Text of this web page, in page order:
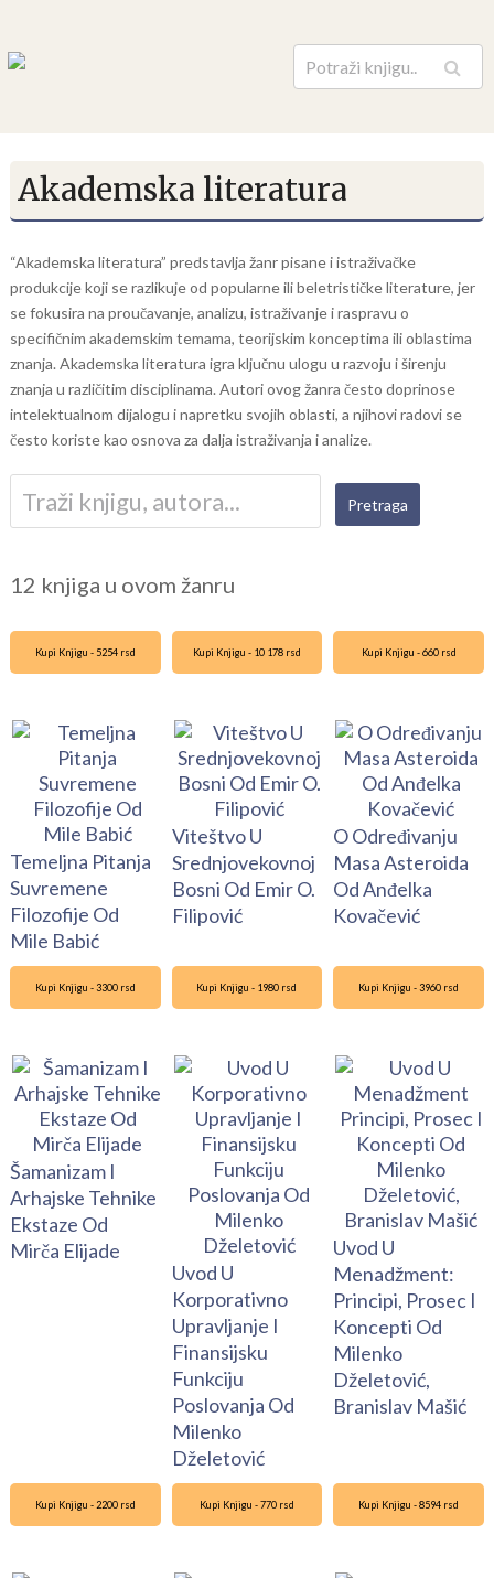
Pretraga
Akademska literatura
“Akademska literatura” predstavlja žanr pisane i istraživačke
produkcije koji se razlikuje od popularne ili beletrističke literature, jer
se fokusira na proučavanje, analizu, istraživanje i raspravu o
specifičnim akademskim temama, teorijskim konceptima ili oblastima
znanja. Akademska literatura igra ključnu ulogu u razvoju i širenju
znanja u različitim disciplinama. Autori ovog žanra često doprinose
intelektualnom dijalogu i napretku svojih oblasti, a njihovi radovi se
često koriste kao osnova za dalja istraživanja i analize.
12 knjiga u ovom žanru
Kupi Knjigu - 5254 rsd
Temeljna Pitanja
Suvremene
Filozofije Od
Mile Babić
Kupi Knjigu - 10 178 rsd
Viteštvo U
Srednjovekovnoj
Bosni Od Emir O.
Filipović
Kupi Knjigu - 660 rsd
O Određivanju
Masa Asteroida
Od Anđelka
Kovačević
Kupi Knjigu - 3300 rsd
Šamanizam I
Arhajske Tehnike
Ekstaze Od
Mirča Elijade
Kupi Knjigu - 1980 rsd
Uvod U
Korporativno
Upravljanje I
Finansijsku
Funkciju
Poslovanja Od
Milenko
Dželetović
Kupi Knjigu - 3960 rsd
Uvod U
Menadžment:
Principi, Prosec I
Koncepti Od
Milenko
Dželetović,
Branislav Mašić
Kupi Knjigu - 2200 rsd Kupi Knjigu - 770 rsd Kupi Knjigu - 8594 rsd